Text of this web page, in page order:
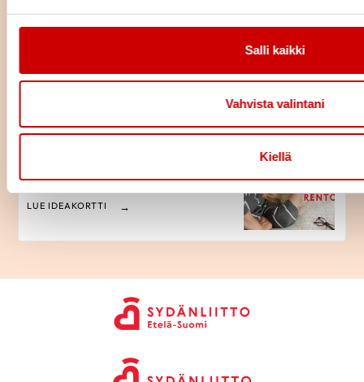
Salli kaikki
Vahvista valintani
Kiellä
LUE IDEAKORTTI